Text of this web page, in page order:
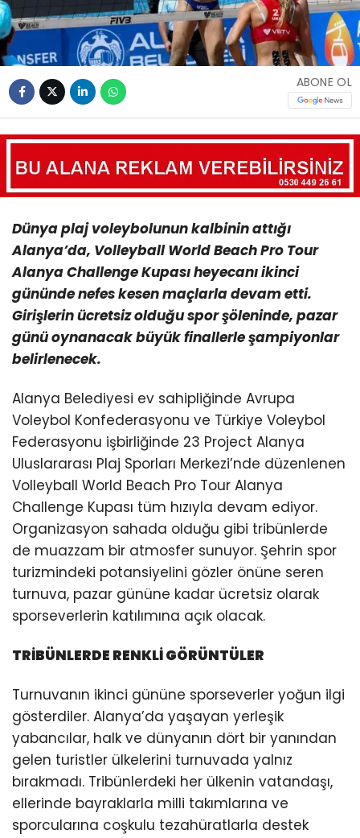
ABONE OL
Dünya plaj voleybolunun kalbinin attığı
Alanya’da, Volleyball World Beach Pro Tour
Alanya Challenge Kupası heyecanı ikinci
gününde nefes kesen maçlarla devam etti.
Girişlerin ücretsiz olduğu spor şöleninde, pazar
günü oynanacak büyük finallerle şampiyonlar
belirlenecek.
Alanya Belediyesi ev sahipliğinde Avrupa
Voleybol Konfederasyonu ve Türkiye Voleybol
Federasyonu işbirliğinde 23 Project Alanya
Uluslararası Plaj Sporları Merkezi’nde düzenlenen
Volleyball World Beach Pro Tour Alanya
Challenge Kupası tüm hızıyla devam ediyor.
Organizasyon sahada olduğu gibi tribünlerde
de muazzam bir atmosfer sunuyor. Şehrin spor
turizmindeki potansiyelini gözler önüne seren
turnuva, pazar gününe kadar ücretsiz olarak
sporseverlerin katılımına açık olacak.
TRİBÜNLERDE RENKLİ GÖRÜNTÜLER
Turnuvanın ikinci gününe sporseverler yoğun ilgi
gösterdiler. Alanya’da yaşayan yerleşik
yabancılar, halk ve dünyanın dört bir yanından
gelen turistler ülkelerini turnuvada yalnız
bırakmadı. Tribünlerdeki her ülkenin vatandaşı,
ellerinde bayraklarla milli takımlarına ve
sporcularına coşkulu tezahüratlarla destek